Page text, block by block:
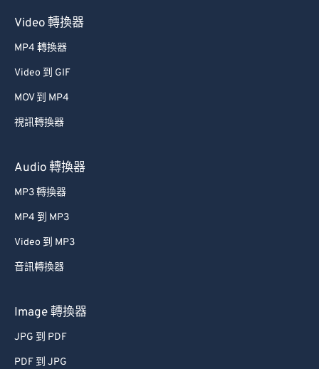
Video 轉換器
MP4 轉換器
Video 到 GIF
MOV 到 MP4
視訊轉換器
Audio 轉換器
MP3 轉換器
MP4 到 MP3
Video 到 MP3
音訊轉換器
Image 轉換器
JPG 到 PDF
PDF 到 JPG